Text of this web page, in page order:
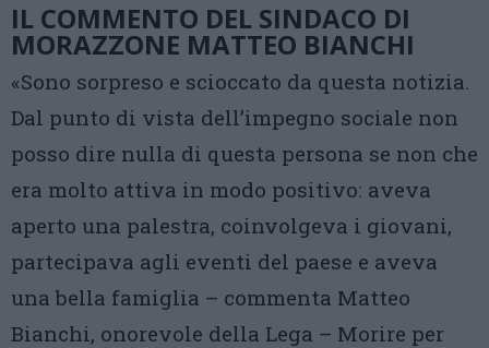
IL COMMENTO DEL SINDACO DI
MORAZZONE MATTEO BIANCHI
«Sono sorpreso e scioccato da questa notizia.
Dal punto di vista dell’impegno sociale non
posso dire nulla di questa persona se non che
era molto attiva in modo positivo: aveva
aperto una palestra, coinvolgeva i giovani,
partecipava agli eventi del paese e aveva
una bella famiglia – commenta Matteo
Bianchi, onorevole della Lega – Morire per